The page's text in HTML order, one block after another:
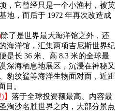
，它曾经只是一个小渔村，被英
地，而后于 1972 年再次改造成
除了是世界最大海洋馆之外，还
海洋馆，汇集两项吉尼斯世界纪
是长 36 米、高 8.3 米的全球最
深海栖息地展区，沉浸在神秘又
豹纹鲨等海洋生物面对面，近距
目。
落于全球投资额最高、内容最
淘沙名胜世界之内，大部分景点